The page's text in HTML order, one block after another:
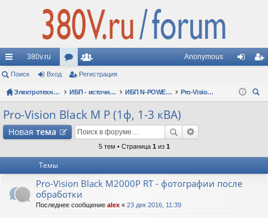
с
ы
лк
380v.ru
ор
ум
ы
ол
ьз
ов
ат
Anonymous
д ис
Поиск Вход Регистрация
Электротехнические форумы ИБП - источники бесперебойного питания ИБП N-POWER: новые модели (презентации, фотосессии, обзоры)
Pro-Vision Black M P (1ф, 1-3 кВА)
Pro-Vision Black M P (1ф, 1-3 кВА)
Новая тема
5 тем • Страница 1 из 1
Темы
Pro-Vision Black M2000P RT - фотографии после
обработки
Последнее сообщение alex « 23 дек 2016, 11:39